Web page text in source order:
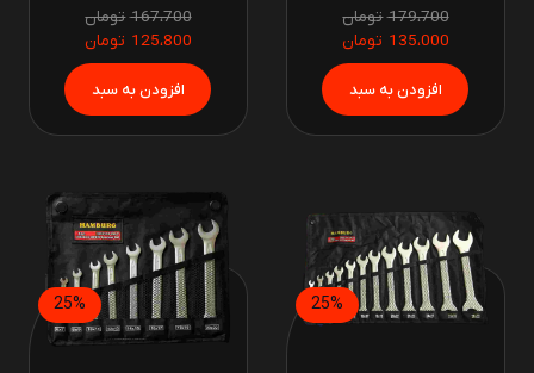
179،700 تومان
135،000 تومان
167،700 تومان
125،800 تومان
25%
25%